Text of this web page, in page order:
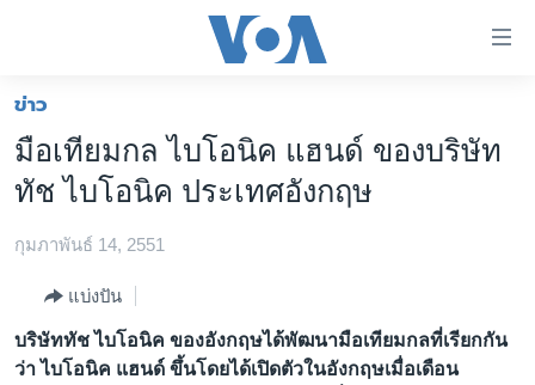
ต่อ
ข้าม
ไป
เนื้อหา
ข้าม
หลัก
ข้าม
โลก
เอเชีย
สหรัฐฯ
ไทย
ธุรกิจ
ข่าว
มือเทียมกล ไบโอนิค แฮนด์ ของบริษัท
ทัช ไบโอนิค ประเทศอังกฤษ
กุมภาพันธ์ 14, 2551
แบ่งปัน
บริษัททัช ไบโอนิค ของอังกฤษได้พัฒนามือเทียมกลที่เรียกกัน
ว่า ไบโอนิค แฮนด์ ขึ้นโดยได้เปิดตัวในอังกฤษเมื่อเดือน